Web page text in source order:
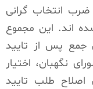
انتخاب گرانی
اند. این مجموع
این جمع پس از تایید
نگهبان، اختیار
اصلاح طلب تایید